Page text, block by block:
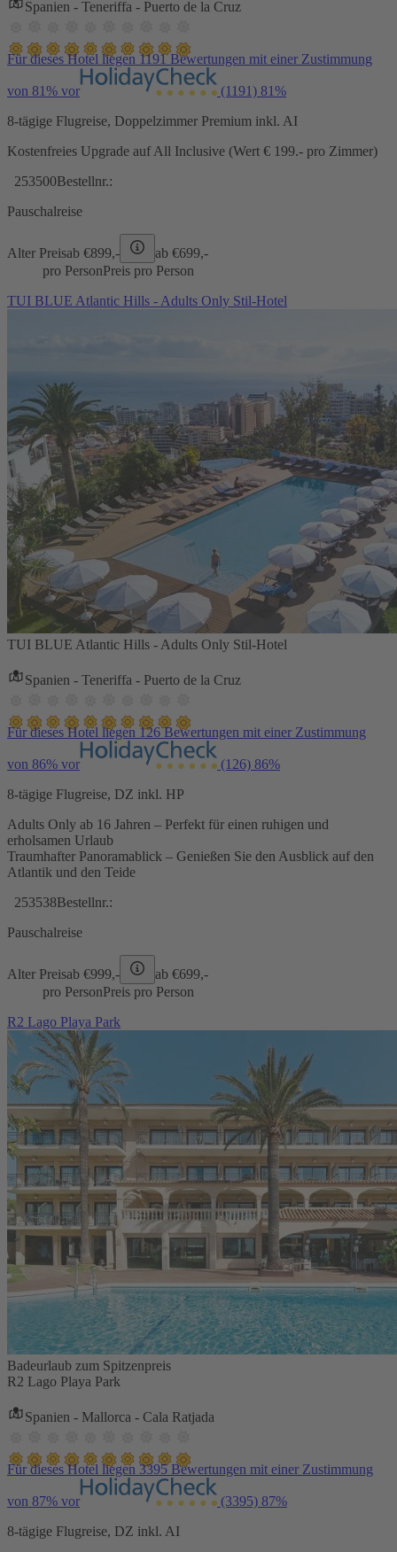
Spanien - Teneriffa - Puerto de la Cruz
Für dieses Hotel liegen 1191 Bewertungen mit einer Zustimmung
von 81% vor (1191) 81%
8-tägige Flugreise, Doppelzimmer Premium inkl. AI
Kostenfreies Upgrade auf All Inclusive (Wert € 199.- pro Zimmer)
253500Bestellnr.:
Pauschalreise
Alter Preisab €899,- ab €699,-
pro PersonPreis pro Person
TUI BLUE Atlantic Hills - Adults Only Stil-Hotel
TUI BLUE Atlantic Hills - Adults Only Stil-Hotel
Spanien - Teneriffa - Puerto de la Cruz
Für dieses Hotel liegen 126 Bewertungen mit einer Zustimmung
von 86% vor (126) 86%
8-tägige Flugreise, DZ inkl. HP
Adults Only ab 16 Jahren – Perfekt für einen ruhigen und
erholsamen Urlaub
Traumhafter Panoramablick – Genießen Sie den Ausblick auf den
Atlantik und den Teide
253538Bestellnr.:
Pauschalreise
Alter Preisab €999,- ab €699,-
pro PersonPreis pro Person
R2 Lago Playa Park
Badeurlaub zum Spitzenpreis
R2 Lago Playa Park
Spanien - Mallorca - Cala Ratjada
Für dieses Hotel liegen 3395 Bewertungen mit einer Zustimmung
von 87% vor (3395) 87%
8-tägige Flugreise, DZ inkl. AI